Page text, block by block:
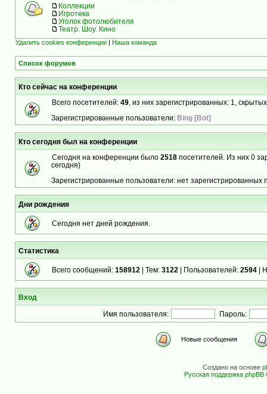
Коллекции
Игротека
Уголок фотолюбителя
Театр. Шоу. Кино
Удалить cookies конференции | Наша команда
Список форумов
Кто сейчас на конференции
Всего посетителей: 49 , из них зарегистрированных: 1,
Зарегистрированные пользователи: Bing [Bot]
Кто сегодня был на конференции
Сегодня на конференции было 2518 посетителей. Из них 0
сегодня)
Зарегистрированные пользователи: нет зарегистрированных
Дни рождения
Сегодня нет дней рождения.
Статистика
Всего сообщений: 158912 | Тем: 3122 | Пользователей: 2594 |
Вход
Имя пользователя: Пароль:
Новые сообщения
Создано на основе
Русская поддержка phpBB